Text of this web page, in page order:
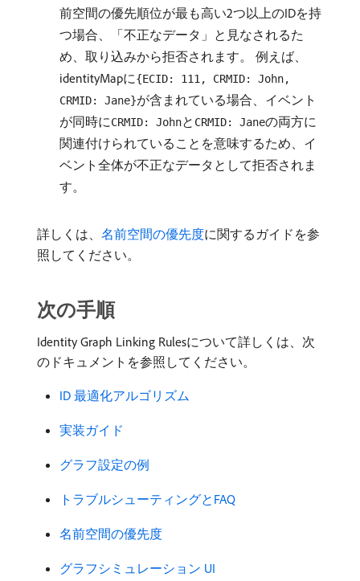
前空間の優先順位が最も高い2つ以上のIDを持
つ場合、「不正なデータ」と見なされるた
め、取り込みから拒否されます。 例えば、
identityMapに{ECID: 111, CRMID: John,
CRMID: Jane}が含まれている場合、イベント
が同時にCRMID: Johnと CRMID: Janeの両方に
関連付けられていることを意味するため、イ
ベント全体が不正なデータとして拒否されま
す。
詳しくは、 名前空間の優先度に関するガイドを参
照してください。
次の手順
Identity Graph Linking Rulesについて詳しくは、次
のドキュメントを参照してください。
ID 最適化アルゴリズム
実装ガイド
グラフ設定の例
トラブルシューティングとFAQ
名前空間の優先度
グラフシミュレーション UI